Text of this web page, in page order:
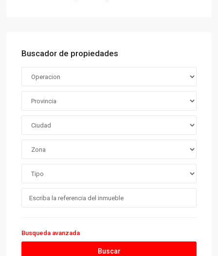
Buscador de propiedades
Busqueda avanzada
Buscar